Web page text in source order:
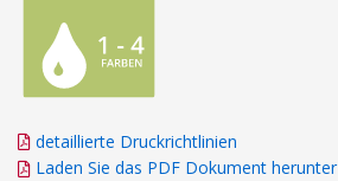
detaillierte Druckrichtlinien
Laden Sie das PDF Dokument herunter